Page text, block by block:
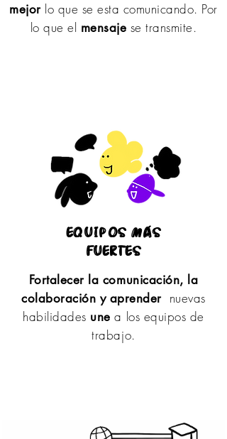
mejor lo que se esta comunicando. Por
lo que el mensaje se transmite.
equipos más
fuertes
Fortalecer la comunicación, la
colaboración y aprender nuevas
habilidades une a los equipos de
trabajo.